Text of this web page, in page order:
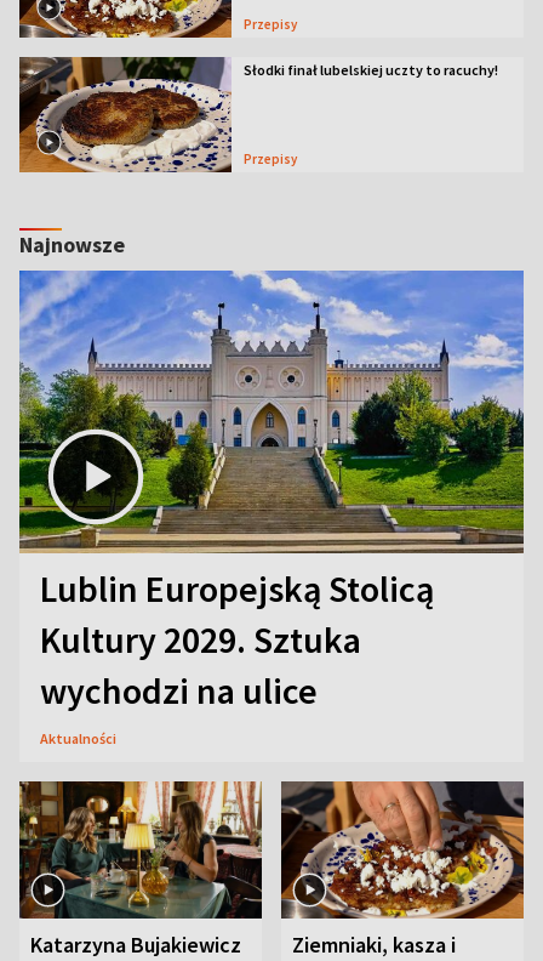
Przepisy
Słodki finał lubelskiej uczty to racuchy!
Przepisy
Najnowsze
Lublin Europejską Stolicą
Kultury 2029. Sztuka
wychodzi na ulice
Aktualności
Katarzyna Bujakiewicz
Ziemniaki, kasza i